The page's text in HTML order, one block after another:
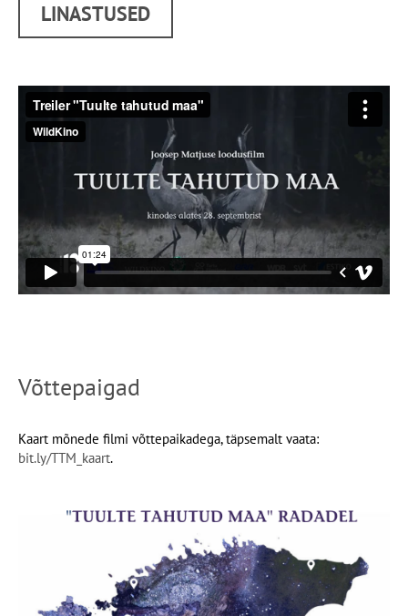
LINASTUSED
Võttepaigad
Kaart mõnede filmi võttepaikadega, täpsemalt vaata:
bit.ly/TTM_kaart.